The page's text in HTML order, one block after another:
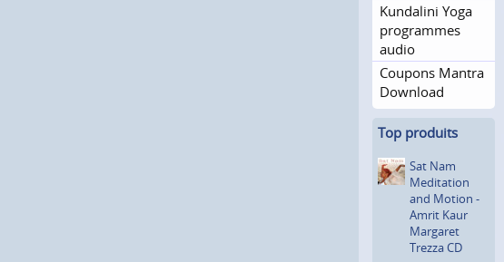
Kundalini Yoga
programmes
audio
Coupons Mantra
Download
Top produits
Sat Nam
Meditation
and Motion -
Amrit Kaur
Margaret
Trezza CD